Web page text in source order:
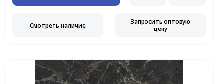
Смотреть наличие
Запросить оптовую
цену